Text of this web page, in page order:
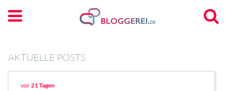
AKTUELLE POSTS
vor21 Tagen